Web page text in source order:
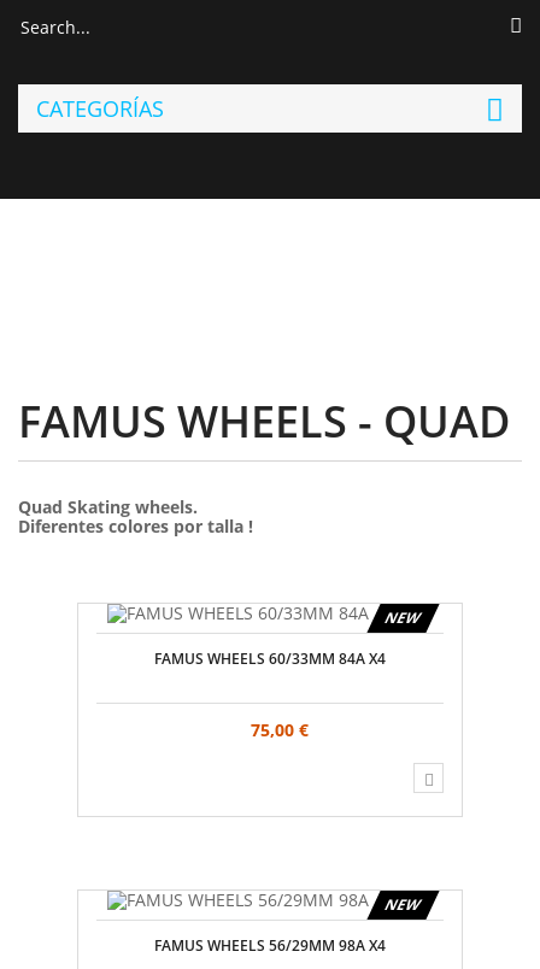
CATEGORÍAS
FAMUS WHEELS - QUAD
Quad Skating wheels.
Diferentes colores por talla !
NEW
FAMUS WHEELS 60/33MM 84A X4
75,00 €
NEW
FAMUS WHEELS 56/29MM 98A X4